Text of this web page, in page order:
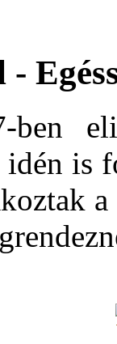
ben
is